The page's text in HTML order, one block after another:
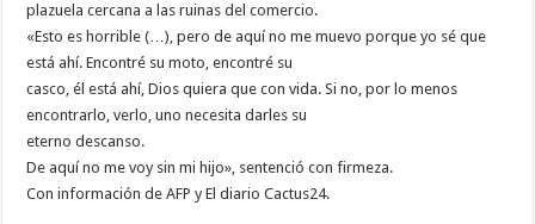
plazuela cercana a las ruinas del comercio.
«Esto es horrible (…), pero de aquí no me muevo porque yo sé que
está ahí. Encontré su moto, encontré su
casco, él está ahí, Dios quiera que con vida. Si no, por lo menos
encontrarlo, verlo, uno necesita darles su
eterno descanso.
De aquí no me voy sin mi hijo», sentenció con firmeza.
Con información de AFP y El diario Cactus24.